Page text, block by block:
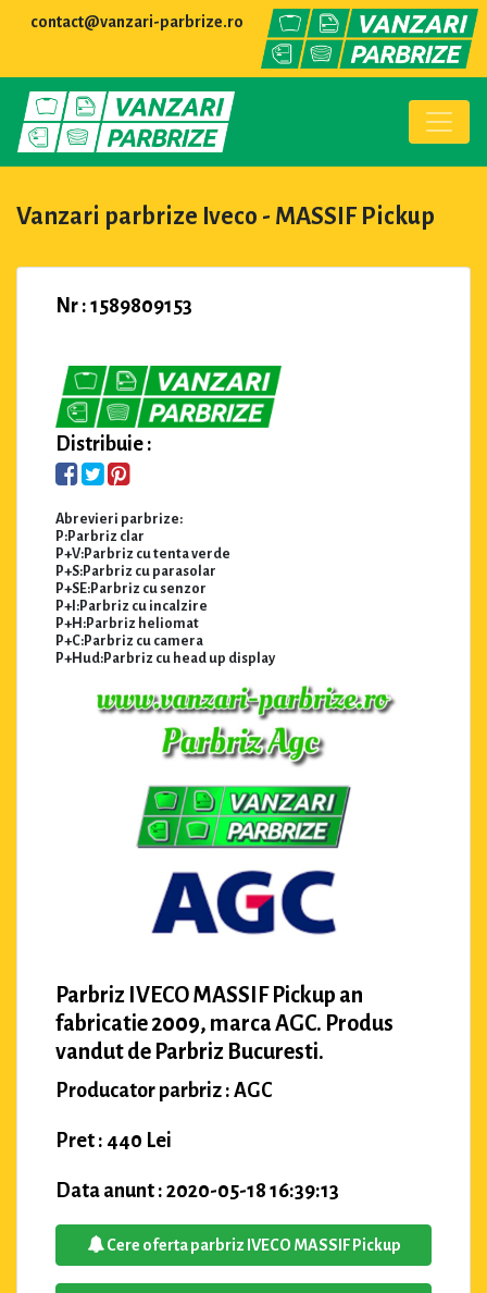
contact@vanzari-parbrize.ro
Vanzari parbrize Iveco - MASSIF Pickup
Nr : 1589809153
Distribuie :
Abrevieri parbrize:
P:Parbriz clar
P+V:Parbriz cu tenta verde
P+S:Parbriz cu parasolar
P+SE:Parbriz cu senzor
P+I:Parbriz cu incalzire
P+H:Parbriz heliomat
P+C:Parbriz cu camera
P+Hud:Parbriz cu head up display
Parbriz IVECO MASSIF Pickup an
fabricatie 2009, marca AGC. Produs
vandut de Parbriz Bucuresti.
Producator parbriz : AGC
Pret : 440 Lei
Data anunt : 2020-05-18 16:39:13
Cere oferta parbriz IVECO MASSIF Pickup